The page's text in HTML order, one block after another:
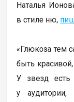
Наталья
в стиле ню,
«Глюкоза тем
быть
У звезд есть
у